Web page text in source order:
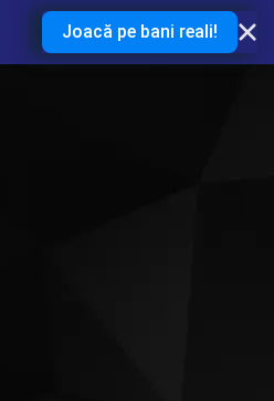
Joacă pe bani reali!